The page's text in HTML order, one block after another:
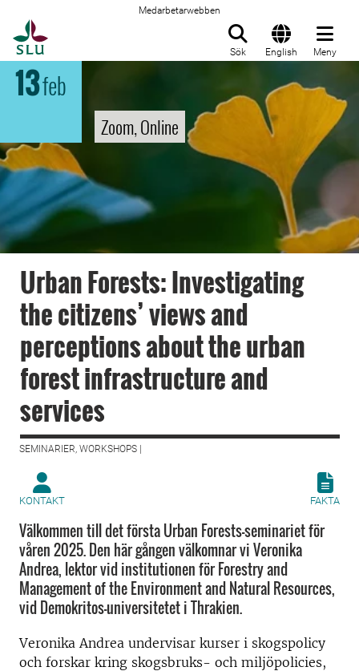
Medarbetarwebben
Sök English Meny
13feb
Zoom, Online
Urban Forests: Investigating
the citizens’ views and
perceptions about the urban
forest infrastructure and
services
SEMINARIER, WORKSHOPS |
KONTAKT FAKTA
Välkommen till det första Urban Forests-seminariet för
våren 2025. Den här gången välkomnar vi Veronika
Andrea, lektor vid institutionen för Forestry and
Management of the Environment and Natural Resources,
vid Demokritos-universitetet i Thrakien.
Veronika Andrea undervisar kurser i skogspolicy
och forskar kring skogsbruks- och miljöpolicies,